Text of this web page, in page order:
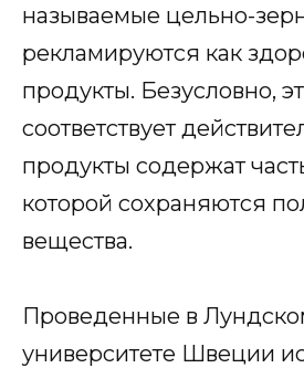
называемые цельно-
рекламируются как
продукты. Безусловно,
соответствует
продукты содержат
которой сохраняются
вещества.
Проведенные в
университете Швеции